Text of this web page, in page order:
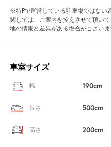
※特Pで運営している駐車場ではない
関しては、ご案内を控えさせて頂い
地の情報と差異がある場合がございま
車室サイズ
幅 190cm
長さ 500cm
高さ 200cm